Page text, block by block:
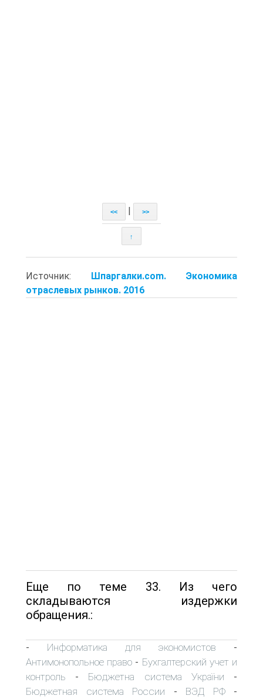
<< >>
↑
Источник: Шпаргалки.com. Экономика
отраслевых рынков. 2016
Еще по теме 33. Из чего
складываются издержки
обращения.:
- Информатика для экономистов -
Антимонопольное право - Бухгалтерский учет и
контроль - Бюджетна система України -
Бюджетная система России - ВЭД РФ-